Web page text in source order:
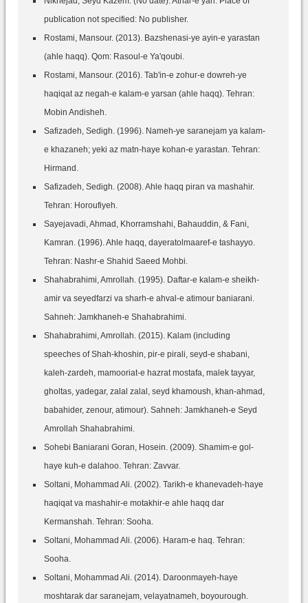
publication not specified: No publisher.
Rostami, Mansour. (2013). Bazshenasi-ye ayin-e yarastan
(ahle haqq). Qom: Rasoul-e Ya'qoubi.
Rostami, Mansour. (2016). Tab'in-e zohur-e dowreh-ye
haqiqat az negah-e kalam-e yarsan (ahle haqq). Tehran:
Mobin Andisheh.
Safizadeh, Sedigh. (1996). Nameh-ye saranejam ya kalam-
e khazaneh; yeki az matn-haye kohan-e yarastan. Tehran:
Hirmand.
Safizadeh, Sedigh. (2008). Ahle haqq piran va mashahir.
Tehran: Horoufiyeh.
Sayejavadi, Ahmad, Khorramshahi, Bahauddin, & Fani,
Kamran. (1996). Ahle haqq, dayeratolmaaref-e tashayyo.
Tehran: Nashr-e Shahid Saeed Mohbi.
Shahabrahimi, Amrollah. (1995). Daftar-e kalam-e sheikh-
amir va seyedfarzi va sharh-e ahval-e atimour baniarani.
Sahneh: Jamkhaneh-e Shahabrahimi.
Shahabrahimi, Amrollah. (2015). Kalam (including
speeches of Shah-khoshin, pir-e pirali, seyd-e shabani,
kaleh-zardeh, mamooriat-e hazrat mostafa, malek tayyar,
gholtas, yadegar, zalal zalal, seyd khamoush, khan-ahmad,
babahider, zenour, atimour). Sahneh: Jamkhaneh-e Seyd
Amrollah Shahabrahimi.
Sohebi Baniarani Goran, Hosein. (2009). Shamim-e gol-
haye kuh-e dalahoo. Tehran: Zavvar.
Soltani, Mohammad Ali. (2002). Tarikh-e khanevadeh-haye
haqiqat va mashahir-e motakhir-e ahle haqq dar
Kermanshah. Tehran: Sooha.
Soltani, Mohammad Ali. (2006). Haram-e haq. Tehran:
Sooha.
Soltani, Mohammad Ali. (2014). Daroonmayeh-haye
moshtarak dar saranejam, velayatnameh, boyourough.